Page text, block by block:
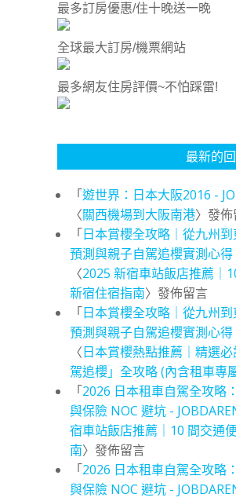
最多訂房優惠/住十晚送一晚
全球最大訂房/機票網站
最多網友住房評價~不怕踩雷!
最新的
「遊世界：日本大阪2016 -
〈關西機場到大阪南港〉發
「日本賞櫻全攻略｜從九州
預測與親子自駕追櫻實測心
〈2025 新宿車站飯店推薦｜
新宿住宿指南〉發佈留言
「日本賞櫻全攻略｜從九州
預測與親子自駕追櫻實測心
〈日本賞櫻熱點推薦｜精選
駕追櫻」全攻略 (內含租車專
「2026 日本租車自駕全攻略
與保險 NOC 避坑 -
宿車站飯店推薦｜10 間交通
南〉發佈留言
「2026 日本租車自駕全攻略
與保險 NOC 避坑 -